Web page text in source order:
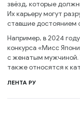
звёзд, которые
Их карьеру могут
ставшие достоянием
Например, в 2024
конкурса «Мисс
с женатым мужчиной.
также относятся к
ЛЕНТА РУ